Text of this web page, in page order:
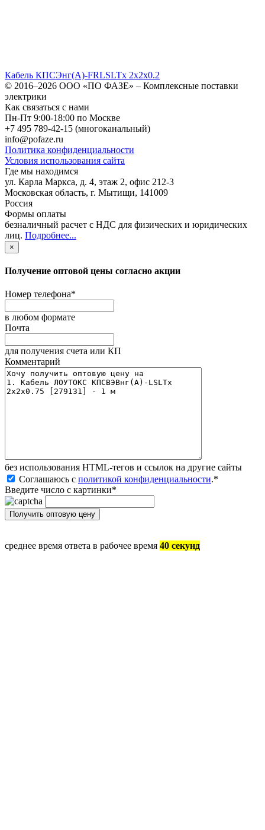
Кабель КПСЭнг(A)-FRLSLTx 2x2x0.2
© 2016–2026 ООО «ПО ФАЗЕ» – Комплексные поставки
электрики
Как связаться с нами
Пн-Пт 9:00-18:00 по Москве
+7 495 789-42-15 (многоканальный)
info@pofaze.ru
Политика конфиденциальности
Условия использования сайта
Где мы находимся
ул. Карла Маркса, д. 4, этаж 2, офис 212-3
Московская область, г. Мытищи, 141009
Россия
Формы оплаты
безналичный расчет с НДС для физических и юридических
лиц. Подробнее...
×
Получение оптовой цены согласно акции
Номер телефона*
в любом формате
Почта
для получения счета или КП
Комментарий
без иcпользования HTML-тегов и ссылок на другие сайты
Соглашаюсь с политикой конфиденциальности.*
Введите число с картинки*
среднее время ответа в рабочее время 40 секунд